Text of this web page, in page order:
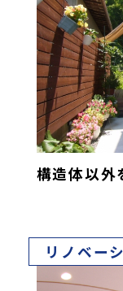
構造体以外
リノベー